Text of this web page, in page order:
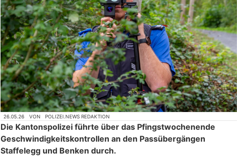
26.05.26 VON POLIZEI.NEWS REDAKTION
Die Kantonspolizei führte über das Pfingstwochenende
Geschwindigkeitskontrollen an den Passübergängen
Staffelegg und Benken durch.